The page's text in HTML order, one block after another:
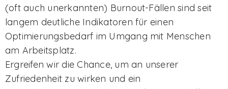
(oft auch unerkannten) Burnout-Fällen sind seit
langem deutliche Indikatoren für einen
Optimierungsbedarf im Umgang mit Menschen
am Arbeitsplatz.
Ergreifen wir die Chance, um an unserer
Zufriedenheit zu wirken und ein